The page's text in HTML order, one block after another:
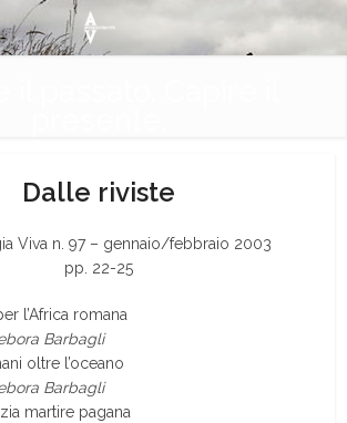
Dalle riviste
Viva n. 97 – gennaio/febbraio 2003
pp. 22-25
l’Africa romana
Barbagli
oltre l’oceano
Barbagli
martire pagana